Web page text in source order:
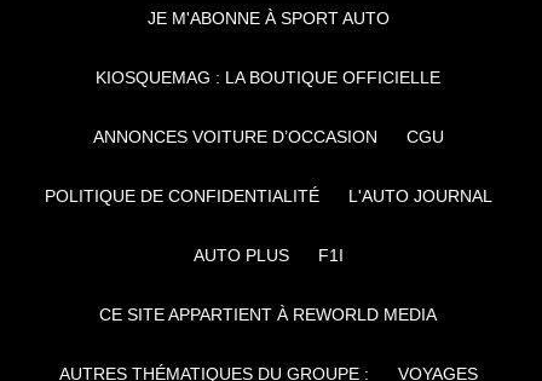
JE M'ABONNE À SPORT AUTO
KIOSQUEMAG : LA BOUTIQUE OFFICIELLE
ANNONCES VOITURE D’OCCASION CGU
POLITIQUE DE CONFIDENTIALITÉ L'AUTO JOURNAL
AUTO PLUS F1I
CE SITE APPARTIENT À REWORLD MEDIA
AUTRES THÉMATIQUES DU GROUPE : VOYAGES